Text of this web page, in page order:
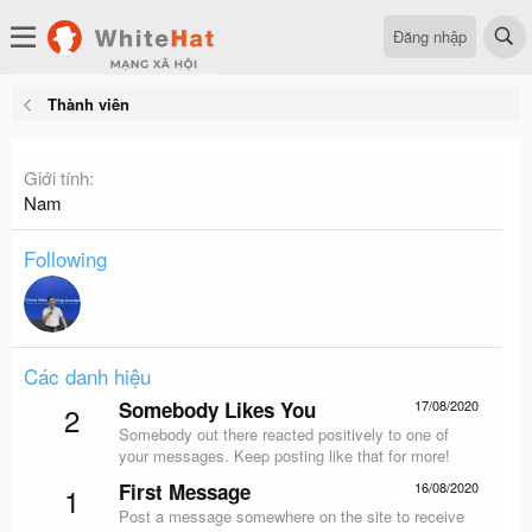
Đăng nhập
Thành viên
Giới tính
Nam
Following
Các danh hiệu
2 17/08/2020
Somebody Likes You
Somebody out there reacted positively to one of
your messages. Keep posting like that for more!
1 16/08/2020
First Message
Post a message somewhere on the site to receive